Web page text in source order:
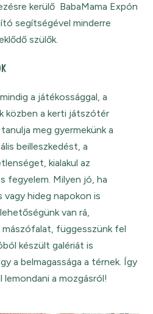
kerülő BabaMama Expón
segítségével minderre
szülők.
a játékossággal, a
közben a kerti játszótér
meg gyermekünk a
beilleszkedést, a
kialakul az
fegyelem. Milyen jó, ha
vagy hideg napokon is
van rá,
mászófalat, függesszünk fel
készült galériát is
a belmagassága a térnek. Így
a mozgásról!